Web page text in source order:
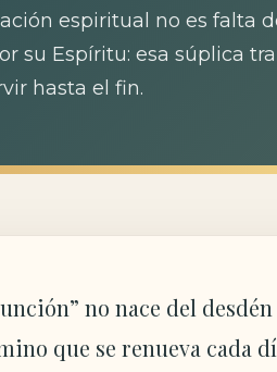
espiritual no es falta
su Espíritu: esa súplica
hasta el fin.
no nace del
que se renueva cada